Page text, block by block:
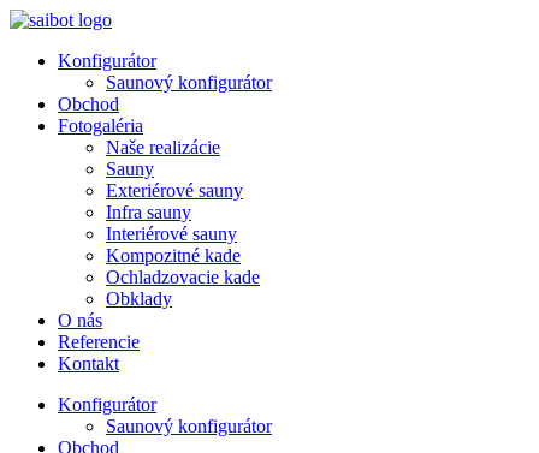
Preskočiť
obsah
Konfigurátor
Saunový konfigurátor
Obchod
Fotogaléria
Naše realizácie
Sauny
Exteriérové sauny
Infra sauny
Interiérové sauny
Kompozitné kade
Ochladzovacie kade
Obklady
O nás
Referencie
Kontakt
Konfigurátor
Saunový konfigurátor
Obchod